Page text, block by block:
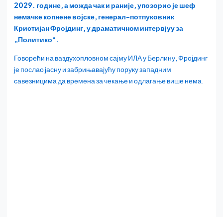
2029. године, а можда чак и раније, упозорио је шеф
немачке копнене војске, генерал-потпуковник
Кристијан Фројдинг, у драматичном интервјуу за
„Политико“.
Говорећи на ваздухопловном сајму ИЛА у Берлину, Фројдинг
је послао јасну и забрињавајућу поруку западним
савезницима да времена за чекање и одлагање више нема.